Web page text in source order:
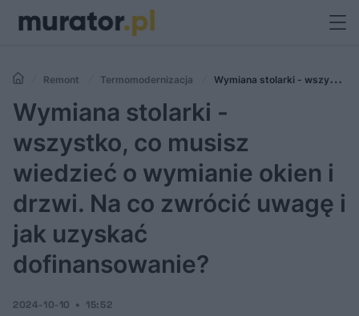
Remont Termomodernizacja
Wymiana stolarki - wszystko,
co musisz wiedzieć o wymianie okien i drzwi. Na co zwrócić uwagę i jak
uzyskać dofinansowanie?
Wymiana stolarki -
wszystko, co musisz
wiedzieć o wymianie okien i
drzwi. Na co zwrócić uwagę i
jak uzyskać
dofinansowanie?
2024-10-10 15:52